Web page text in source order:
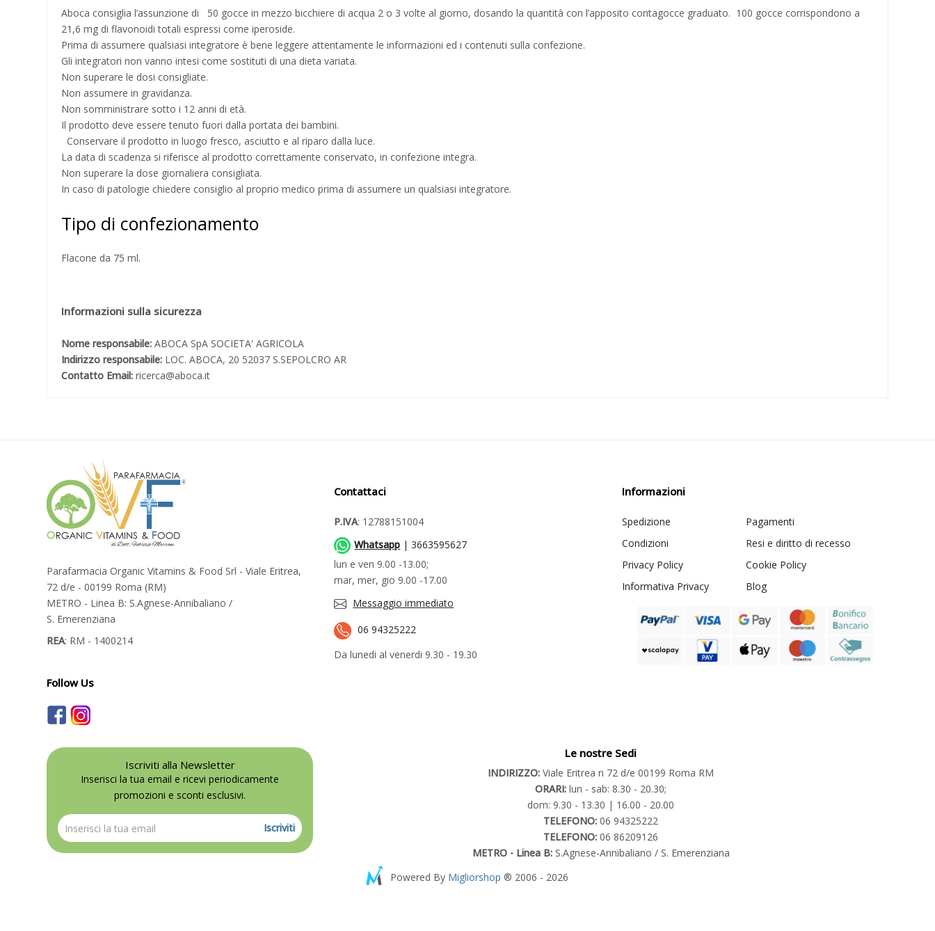
Aboca consiglia l’assunzione di 50 gocce in mezzo bicchiere di acqua 2 o 3 volte al giorno, dosando la quantità con l’apposito contagocce graduato. 100 gocce corrispondono a
21,6 mg di flavonoidi totali espressi come iperoside.
Prima di assumere qualsiasi integratore è bene leggere attentamente le informazioni ed i contenuti sulla confezione.
Gli integratori non vanno intesi come sostituti di una dieta variata.
Non superare le dosi consigliate.
Non assumere in gravidanza.
Non somministrare sotto i 12 anni di età.
Il prodotto deve essere tenuto fuori dalla portata dei bambini.
Conservare il prodotto in luogo fresco, asciutto e al riparo dalla luce.
La data di scadenza si riferisce al prodotto correttamente conservato, in confezione integra.
Non superare la dose giornaliera consigliata.
In caso di patologie chiedere consiglio al proprio medico prima di assumere un qualsiasi integratore.
Tipo di confezionamento
Flacone da 75 ml.
Informazioni sulla sicurezza
Nome responsabile: ABOCA SpA SOCIETA' AGRICOLA
Indirizzo responsabile: LOC. ABOCA, 20 52037 S.SEPOLCRO AR
Contatto Email: ricerca@aboca.it
Parafarmacia Organic Vitamins & Food Srl - Viale Eritrea,
72 d/e - 00199 Roma (RM)
METRO - Linea B: S.Agnese-Annibaliano /
S. Emerenziana
REA: RM - 1400214
Contattaci
P.IVA: 12788151004
Whatsapp | 3663595627
lun e ven 9.00 -13.00;
mar, mer, gio 9.00 -17.00
Messaggio immediato
06 94325222
Da lunedi al venerdi 9.30 - 19.30
Informazioni
Spedizione
Pagamenti
Condizioni
Resi e diritto di recesso
Privacy Policy
Cookie Policy
Informativa Privacy
Blog
Follow Us
Iscriviti alla Newsletter
Inserisci la tua email e ricevi periodicamente
promozioni e sconti esclusivi.
Iscriviti
Le nostre Sedi
INDIRIZZO: Viale Eritrea n 72 d/e 00199 Roma RM
ORARI: lun - sab: 8.30 - 20.30;
dom: 9.30 - 13.30 | 16.00 - 20.00
TELEFONO: 06 94325222
TELEFONO: 06 86209126
METRO - Linea B:S.Agnese-Annibaliano / S. Emerenziana
Powered By Migliorshop ® 2006 - 2026